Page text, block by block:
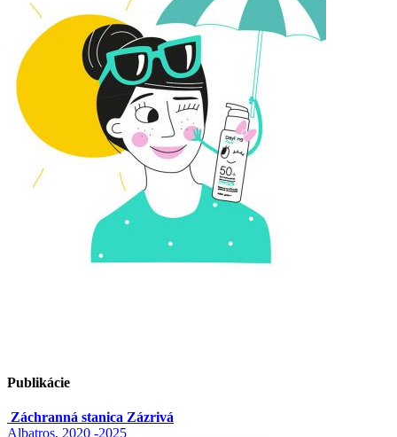
Publikácie
Záchranná stanica Zázrivá
Albatros, 2020 -2025